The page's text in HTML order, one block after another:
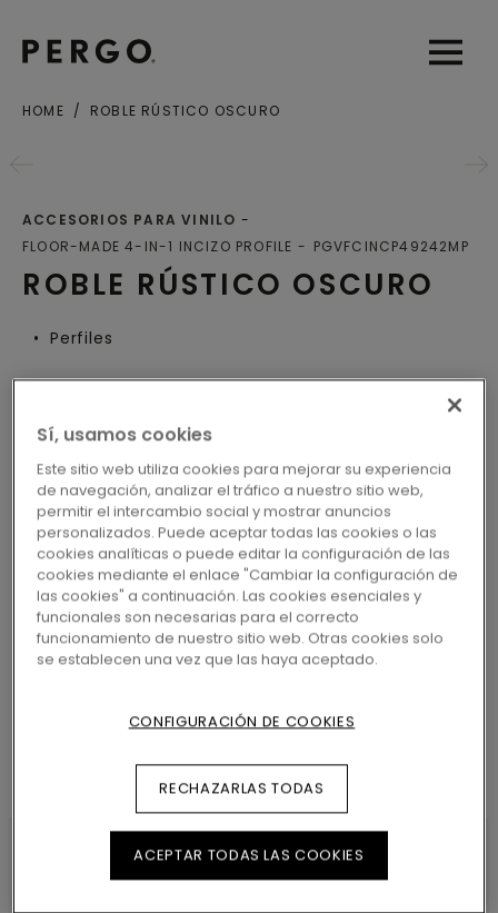
OpenOpen
HOME ROBLE RÚSTICO OSCURO
ROBLE RÚSTICO OSCURO
ACCESORIOS PARA VINILO
FLOOR-MADE 4-IN-1 INCIZO PROFILE
PGVFCINCP49242MP
Perfiles
LOCALICE SU DISTRIBUIDOR
MÁS CERCANO
BUSCAR
Sí, usamos cookies
Este sitio web utiliza cookies para mejorar su experiencia
de navegación, analizar el tráfico a nuestro sitio web,
permitir el intercambio social y mostrar anuncios
personalizados. Puede aceptar todas las cookies o las
cookies analíticas o puede editar la configuración de las
cookies mediante el enlace "Cambiar la configuración de
las cookies" a continuación. Las cookies esenciales y
funcionales son necesarias para el correcto
funcionamiento de nuestro sitio web. Otras cookies solo
se establecen una vez que las haya aceptado.
CONFIGURACIÓN DE COOKIES
RECHAZARLAS TODAS
ACEPTAR TODAS LAS COOKIES